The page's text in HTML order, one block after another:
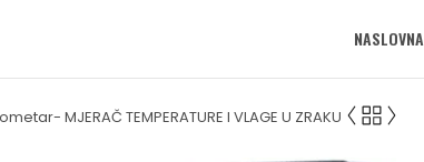
NASLOVNA
MJERAČ TEMPERATURE I VLAGE U ZRAKU